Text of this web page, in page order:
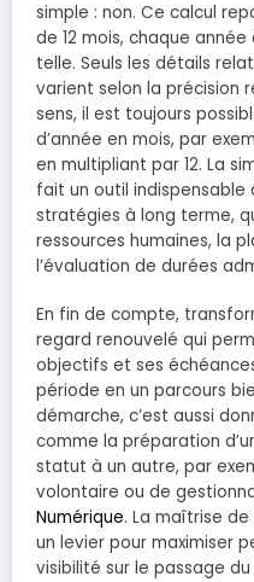
simple : non. Ce calcul
de 12 mois, chaque
telle. Seuls les détails
varient selon la précision
sens, il est toujours
d’année en mois, par
en multipliant par 12. La
fait un outil indispensable
stratégies à long terme,
ressources humaines, la
l’évaluation de durées
En fin de compte,
regard renouvelé qui
objectifs et ses
période en un parcours
démarche, c’est aussi
comme la préparation
statut à un autre, par
volontaire ou de
Numérique. La maîtrise
un levier pour maximiser
visibilité sur le passage